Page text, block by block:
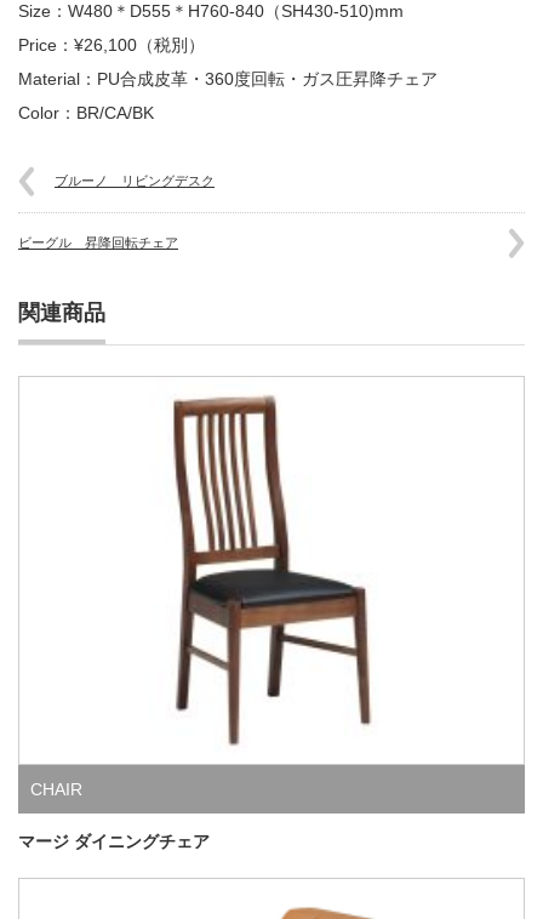
Size：W480＊D555＊H760-840（SH430-510)mm
Price：¥26,100（税別）
Material：PU合成皮革・360度回転・ガス圧昇降チェア
Color：BR/CA/BK
ブルーノ リビングデスク
ビーグル 昇降回転チェア
関連商品
CHAIR
マージ ダイニングチェア